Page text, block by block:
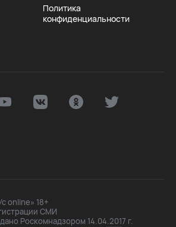
Политика
конфиденциальности
online» 18+
СМИ
Роскомнадзором 14.04.2017 г.